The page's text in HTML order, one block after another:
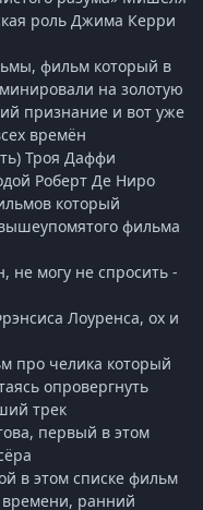
роль Джима Керри
фильм который в
на золотую
признание и вот уже
времён
Троя Даффи
Роберт Де Ниро
который
фильма
не могу не спросить -
Лоуренса, ох и
про челика который
опровергнуть
трек
первый в этом
в этом списке фильм
времени, ранний